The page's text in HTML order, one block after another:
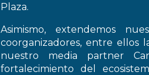
Plaza.
Asimismo, extendemos
coorganizadores, entre ellos
nuestro media partner
fortalecimiento del